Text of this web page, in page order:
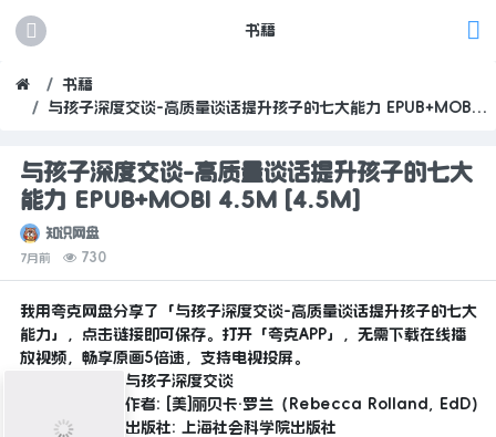
书籍
书籍
与孩子深度交谈-高质量谈话提升孩子的七大
能力 EPUB+MOBI 4.5M [4.5M]
知识网盘
7月前 730
我用夸克网盘分享了「与孩子深度交谈-高质量谈话提升孩子的七大
能力」，点击链接即可保存。打开「夸克APP」，无需下载在线播
放视频，畅享原画5倍速，支持电视投屏。
与孩子深度交谈
作者: [美]丽贝卡·罗兰（Rebecca Rolland, EdD）
出版社: 上海社会科学院出版社